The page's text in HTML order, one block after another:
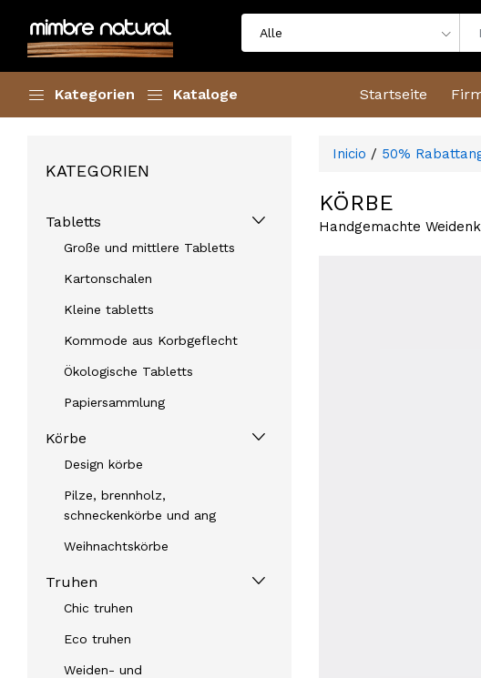
Kategorien Kataloge Startseite
KATEGORIEN
Tabletts
Große und mittlere Tabletts
Kartonschalen
Kleine tabletts
Kommode aus Korbgeflecht
Ökologische Tabletts
Papiersammlung
Körbe
Design körbe
Pilze, brennholz,
schneckenkörbe und ang
Weihnachtskörbe
Truhen
Chic truhen
Eco truhen
Weiden- und
Inicio / 50%
KÖRBE
Handgemachte